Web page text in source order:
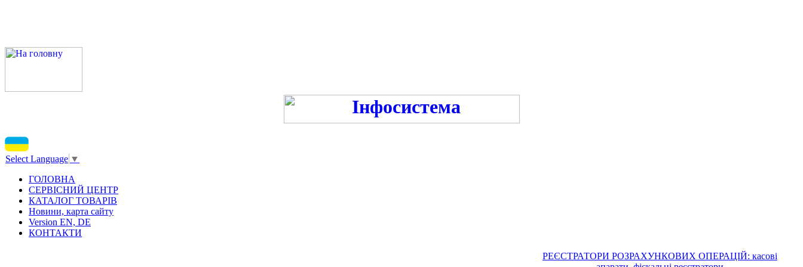
Select Language ▼
ГОЛОВНА
СЕРВІСНИЙ ЦЕНТР
КАТАЛОГ ТОВАРІВ
Новини, карта сайту
Version EN, DE
КОНТАКТИ
РЕЄСТРАТОРИ РОЗРАХУНКОВИХ ОПЕРАЦІЙ: касові